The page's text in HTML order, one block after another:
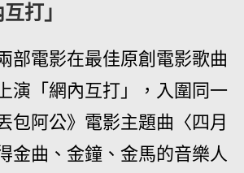
打」
部電影在最佳原創電影歌曲
演「網內互打」，入圍同一
包阿公》電影主題曲〈四月
金曲、金鐘、金馬的音樂人